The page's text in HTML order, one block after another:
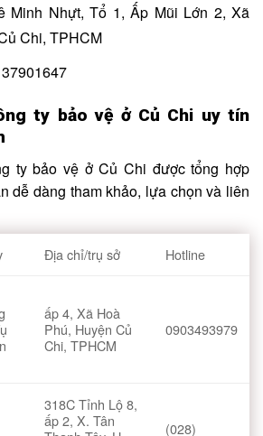
Minh Nhựt, Tổ 1, Ấp Mũi Lớn 2, Xã
Chi, TPHCM
ty bảo vệ ở Củ Chi uy tín
ty bảo vệ ở Củ Chi được tổng hợp
dễ dàng tham khảo, lựa chọn và liên
Địa chỉ/trụ sở Hotline
ấp 4, Xã Hoà
Phú, Huyện Củ
Chi, TPHCM
0903493979
318C Tỉnh Lộ 8,
ấp 2, X. Tân
(028)